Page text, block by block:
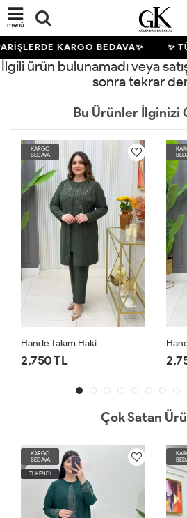
menü
KARGO BEDAVA✨ ✨
İlgili ürün bulunamadı veya
sonra tekrar
Bu Ürünler İlginizi
KARGO
BEDAVA
Hande Takım Haki
2,750 TL
Çok Satan
KARGO
BEDAVA
TÜKENDİ